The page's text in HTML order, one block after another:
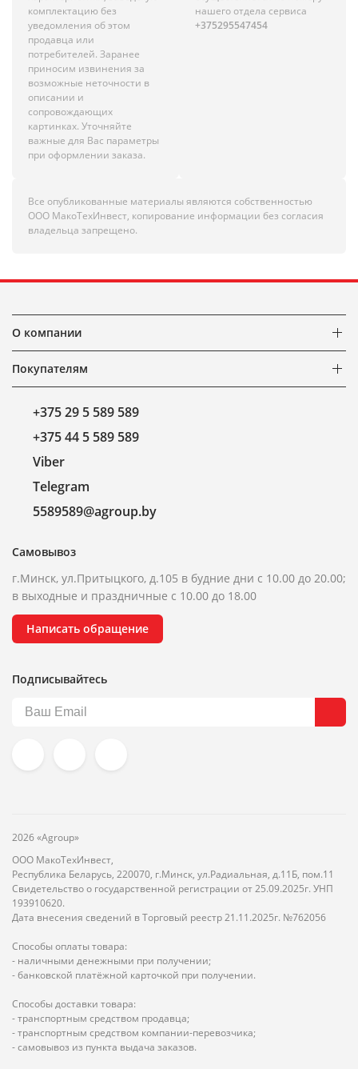
комплектацию без
уведомления об этом
продавца или
потребителей. Заранее
приносим извинения за
возможные неточности в
описании и
сопровождающих
картинках. Уточняйте
важные для Вас параметры
при оформлении заказа.
нашего отдела сервиса
+375295547454
Все опубликованные материалы являются собственностью
ООО МакоТехИнвест, копирование информации без согласия
владельца запрещено.
О компании
Покупателям
+375 29 5 589 589
+375 44 5 589 589
Viber
Telegram
5589589@agroup.by
Самовывоз
г.Минск, ул.Притыцкого, д.105 в будние дни с 10.00 до 20.00;
в выходные и праздничные с 10.00 до 18.00
Написать обращение
Подписывайтесь
2026 «Agroup»
ООО МакоТехИнвест,
Республика Беларусь, 220070, г.Минск, ул.Радиальная, д.11Б, пом.11
Свидетельство о государственной регистрации от 25.09.2025г. УНП
193910620.
Дата внесения сведений в Торговый реестр 21.11.2025г. №762056
Способы оплаты товара:
- наличными денежными при получении;
- банковской платёжной карточкой при получении.
Способы доставки товара:
- транспортным средством продавца;
- транспортным средством компании-перевозчика;
- самовывоз из пункта выдача заказов.